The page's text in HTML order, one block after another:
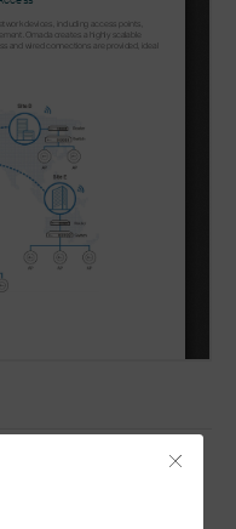
Close